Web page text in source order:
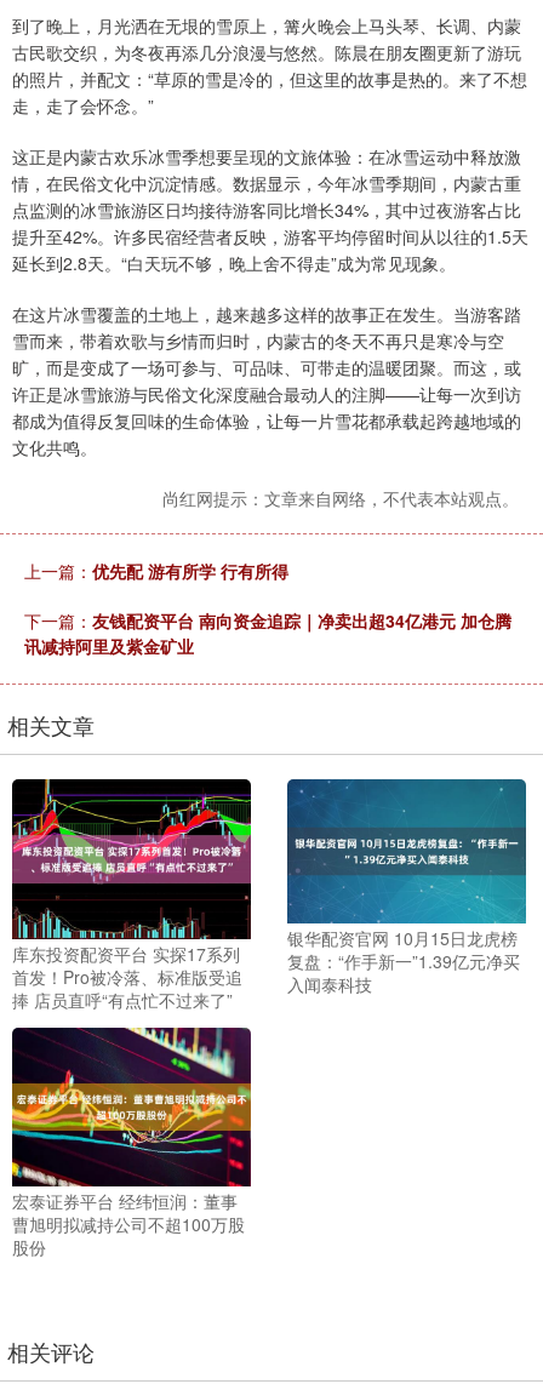
到了晚上，月光洒在无垠的雪原上，篝火晚会上马头琴、长调、内蒙
古民歌交织，为冬夜再添几分浪漫与悠然。陈晨在朋友圈更新了游玩
的照片，并配文：“草原的雪是冷的，但这里的故事是热的。来了不想
走，走了会怀念。”
这正是内蒙古欢乐冰雪季想要呈现的文旅体验：在冰雪运动中释放激
情，在民俗文化中沉淀情感。数据显示，今年冰雪季期间，内蒙古重
点监测的冰雪旅游区日均接待游客同比增长34%，其中过夜游客占比
提升至42%。许多民宿经营者反映，游客平均停留时间从以往的1.5天
延长到2.8天。“白天玩不够，晚上舍不得走”成为常见现象。
在这片冰雪覆盖的土地上，越来越多这样的故事正在发生。当游客踏
雪而来，带着欢歌与乡情而归时，内蒙古的冬天不再只是寒冷与空
旷，而是变成了一场可参与、可品味、可带走的温暖团聚。而这，或
许正是冰雪旅游与民俗文化深度融合最动人的注脚——让每一次到访
都成为值得反复回味的生命体验，让每一片雪花都承载起跨越地域的
文化共鸣。
尚红网提示：文章来自网络，不代表本站观点。
上一篇： 优先配 游有所学 行有所得
下一篇： 友钱配资平台 南向资金追踪｜净卖出超34亿港元 加仓腾
讯减持阿里及紫金矿业
相关文章
库东投资配资平台 实探17系列
首发！Pro被冷落、标准版受追
捧 店员直呼“有点忙不过来了”
银华配资官网 10月15日龙虎榜
复盘：“作手新一”1.39亿元净买
入闻泰科技
宏泰证券平台 经纬恒润：董事
曹旭明拟减持公司不超100万股
股份
相关评论